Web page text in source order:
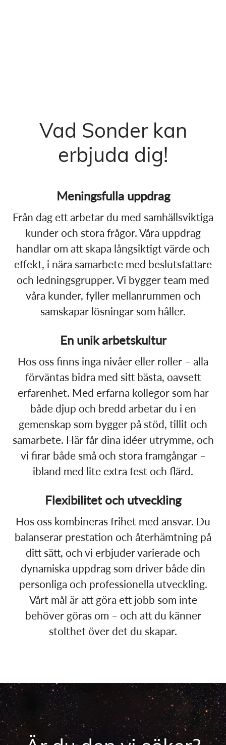
Vad Sonder kan
erbjuda dig!
Meningsfulla uppdrag​
Från dag ett arbetar du med samhällsviktiga
kunder och stora frågor. Våra uppdrag
handlar om att skapa långsiktigt värde och
effekt, i nära samarbete med beslutsfattare
och ledningsgrupper. Vi bygger team med
våra kunder, fyller mellanrummen och
samskapar lösningar som håller.
En unik arbetskultur
Hos oss finns inga nivåer eller roller – alla
förväntas bidra med sitt bästa, oavsett
erfarenhet. Med erfarna kollegor som har
både djup och bredd arbetar du i en
gemenskap som bygger på stöd, tillit och
samarbete. Här får dina idéer utrymme, och
vi firar både små och stora framgångar –
ibland med lite extra fest och flärd.
Flexibilitet och utveckling
Hos oss kombineras frihet med ansvar. Du
balanserar prestation och återhämtning på
ditt sätt, och vi erbjuder varierade och
dynamiska uppdrag som driver både din
personliga och professionella utveckling.
Vårt mål är att göra ett jobb som inte
behöver göras om – och att du känner
stolthet över det du skapar.